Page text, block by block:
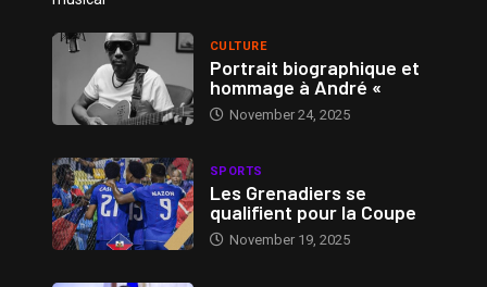
CULTURE
Portrait biographique et
hommage à André «
November 24, 2025
SPORTS
Les Grenadiers se
qualifient pour la Coupe
November 19, 2025